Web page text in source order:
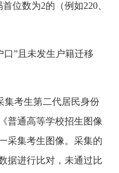
位数为2的（例如220、
口”且未发生户籍迁移
集考生第二代居民身份
普通高等学校招生图像
采集考生图像。采集的
据进行比对，未通过比